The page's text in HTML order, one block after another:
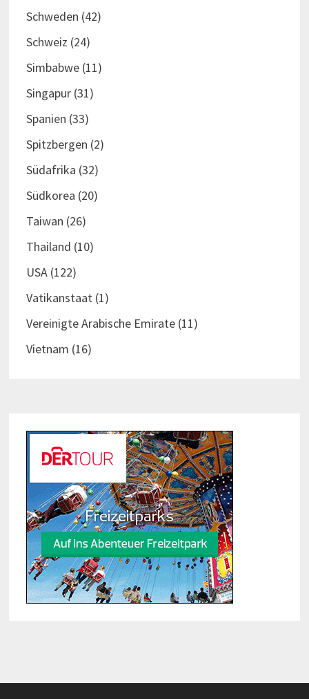
Schweden (42)
Schweiz (24)
Simbabwe(11)
Singapur(31)
Spanien (33)
Spitzbergen (2)
Südafrika (32)
Südkorea (20)
Taiwan (26)
Thailand (10)
USA(122)
Vatikanstaat(1)
Vereinigte Arabische Emirate(11)
Vietnam (16)